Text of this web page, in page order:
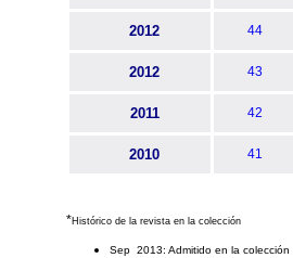
2012 44
2012 43
2011 42
2010 41
*Histórico de la revista en la colección
Sep 2013: Admitido en la colección